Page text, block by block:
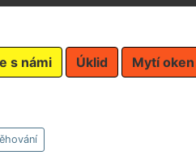
s námi Úklid Mytí oken